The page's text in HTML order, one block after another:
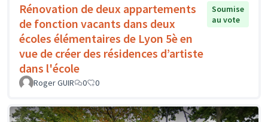
Rénovation de deux appartements
de fonction vacants dans deux
écoles élémentaires de Lyon 5è en
vue de créer des résidences d’artiste
dans l'école
Soumise
au vote
Roger GUIR 0 0